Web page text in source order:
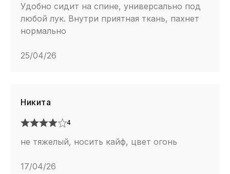
Удобно сидит на спине, универсально под
любой лук. Внутри приятная ткань, пахнет
нормально
25/04/26
Никита
4
не тяжелый, носить кайф, цвет огонь
17/04/26